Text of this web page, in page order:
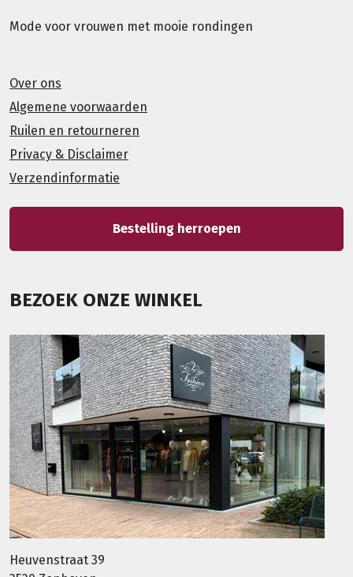
Mode voor vrouwen met mooie rondingen
Over ons
Algemene voorwaarden
Ruilen en retourneren
Privacy & Disclaimer
Verzendinformatie
Bestelling herroepen
BEZOEK ONZE WINKEL
Heuvenstraat 39